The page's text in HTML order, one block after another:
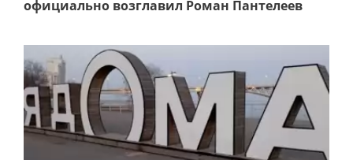
официально возглавил Роман Пантелеев